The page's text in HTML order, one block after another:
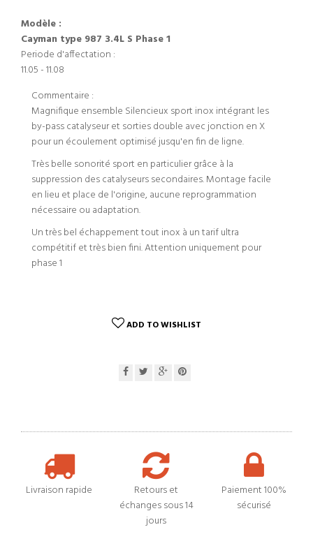
Modèle :
Cayman type 987 3.4L S Phase 1
Periode d'affectation :
11.05 - 11.08
Commentaire :
Magnifique ensemble Silencieux sport inox intégrant les
by-pass catalyseur et sorties double avec jonction en X
pour un écoulement optimisé jusqu'en fin de ligne.
Très belle sonorité sport en particulier grâce à la
suppression des catalyseurs secondaires. Montage facile
en lieu et place de l'origine, aucune reprogrammation
nécessaire ou adaptation.
Un très bel échappement tout inox à un tarif ultra
compétitif et très bien fini. Attention uniquement pour
phase 1
ADD TO WISHLIST
Livraison rapide
Retours et
échanges sous 14
jours
Paiement 100%
sécurisé